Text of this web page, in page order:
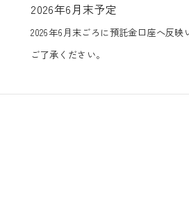
2026年6月末予定
2026年6月末ごろに預託金口座へ反
ご了承ください。